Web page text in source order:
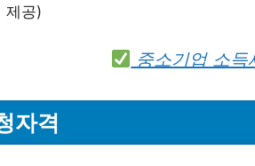
제공)
중소기업 소
자격